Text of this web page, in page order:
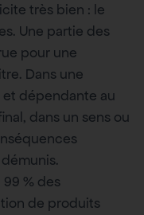
très bien : le
Une partie des
pour une
Dans une
dépendante au
dans un sens ou
% des
de produits